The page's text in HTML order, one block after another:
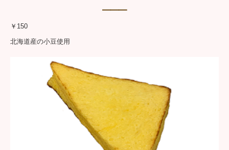
━━━
￥150
北海道産の小豆使用